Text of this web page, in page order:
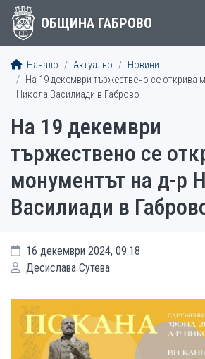
ОБЩИНА ГАБРОВО
Начало Актуално
Новини
На 19 декември тържествено се открива
Никола Василиади в Габрово
На 19 декември
тържествено се
монументът на д-р
Василиади в
16 декември 2024, 09:18
Десислава Сутева